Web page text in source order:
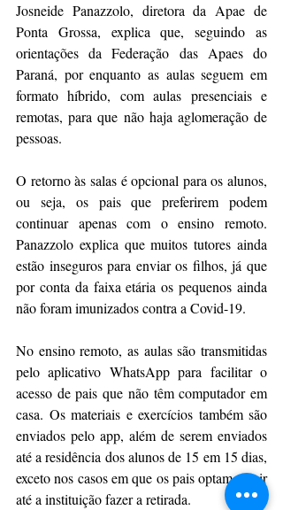
Josneide Panazzolo, diretora da Apae de
Ponta Grossa, explica que, seguindo as
orientações da Federação das Apaes do
Paraná, por enquanto as aulas seguem em
formato híbrido, com aulas presenciais e
remotas, para que não haja aglomeração de
pessoas.
O retorno às salas é opcional para os alunos,
ou seja, os pais que preferirem podem
continuar apenas com o ensino remoto.
Panazzolo explica que muitos tutores ainda
estão inseguros para enviar os filhos, já que
por conta da faixa etária os pequenos ainda
não foram imunizados contra a Covid-19.
No ensino remoto, as aulas são transmitidas
pelo aplicativo WhatsApp para facilitar o
acesso de pais que não têm computador em
casa. Os materiais e exercícios também são
enviados pelo app, além de serem enviados
até a residência dos alunos de 15 em 15 dias,
exceto nos casos em que os pais optam por ir
até a instituição fazer a retirada.